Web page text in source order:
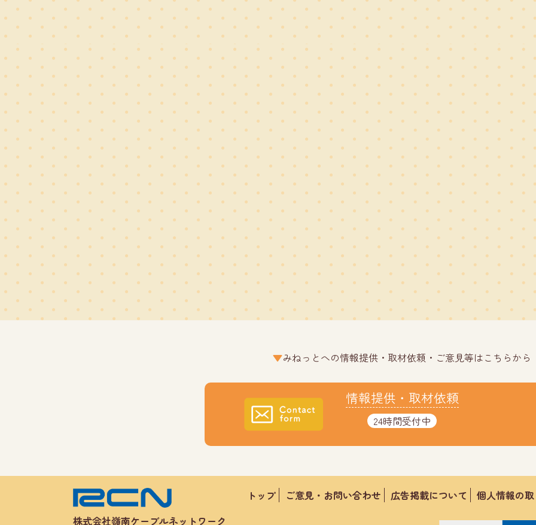
みねっとへの情報提供・取材依頼・ご意見等はこちらから
情報提供・取材依頼
24時間受付中
株式会社嶺南ケーブルネットワーク
トップ ご意見・お問い合わせ 広告掲載について 個人情報の